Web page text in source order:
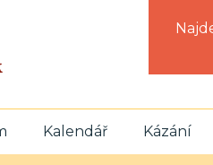
Kalendář Kázání